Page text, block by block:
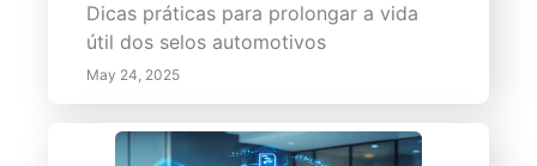
Dicas práticas para prolongar a vida
útil dos selos automotivos
May 24, 2025